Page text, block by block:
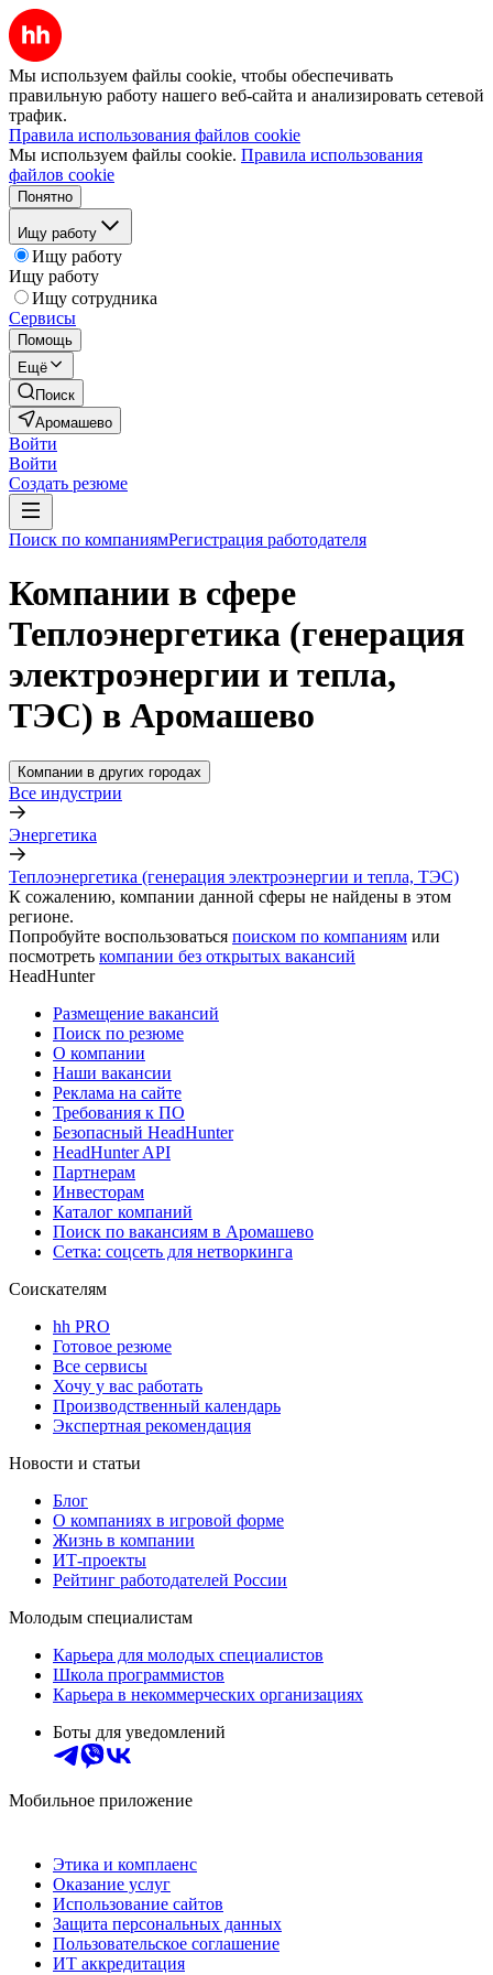
Мы используем файлы cookie, чтобы обеспечивать
правильную работу нашего веб-сайта и анализировать сетевой
трафик.
Правила использования файлов cookie
Мы используем файлы cookie. Правила использования
файлов cookie
Понятно
Ищу работу
Ищу работу
Ищу работу
Ищу сотрудника
Сервисы
Помощь
Ещё
Поиск
Аромашево
Войти
Войти
Создать резюме
Поиск по компаниямРегистрация работодателя
Компании в сфере
Теплоэнергетика (генерация
электроэнергии и тепла,
ТЭС) в Аромашево
Компании в других городах
Все индустрии
Энергетика
Теплоэнергетика (генерация электроэнергии и тепла, ТЭС)
К сожалению, компании данной сферы не найдены в этом
регионе.
Попробуйте воспользоваться поиском по компаниям или
посмотреть компании без открытых вакансий
HeadHunter
Размещение вакансий
Поиск по резюме
О компании
Наши вакансии
Реклама на сайте
Требования к ПО
Безопасный HeadHunter
HeadHunter API
Партнерам
Инвесторам
Каталог компаний
Поиск по вакансиям в Аромашево
Сетка: соцсеть для нетворкинга
Соискателям
hh PRO
Готовое резюме
Все сервисы
Хочу у вас работать
Производственный календарь
Экспертная рекомендация
Новости и статьи
Блог
О компаниях в игровой форме
Жизнь в компании
ИТ-проекты
Рейтинг работодателей России
Молодым специалистам
Карьера для молодых специалистов
Школа программистов
Карьера в некоммерческих организациях
Боты для уведомлений
Мобильное приложение
Этика и комплаенс
Оказание услуг
Использование сайтов
Защита персональных данных
Пользовательское соглашение
ИТ аккредитация